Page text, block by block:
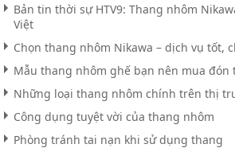
Bản tin thời sự HTV9: Thang nhôm
Việt
Chọn thang nhôm Nikawa – dịch vụ tốt,
Mẫu thang nhôm ghế bạn nên mua đón
Những loại thang nhôm chính trên thị
Công dụng tuyệt vời của thang nhôm
Phòng tránh tai nạn khi sử dụng thang